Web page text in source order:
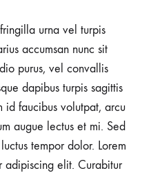
urna vel turpis
accumsan nunc sit
purus, vel convallis
dapibus turpis sagittis
id faucibus volutpat, arcu
augue lectus et mi. Sed
tempor dolor. Lorem
adipiscing elit. Curabitur